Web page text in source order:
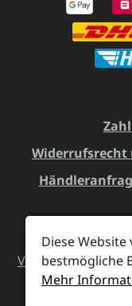
Widerrufsrecht
Alle Preise
Versandkosten
Diese
bestmögliche
Mehr